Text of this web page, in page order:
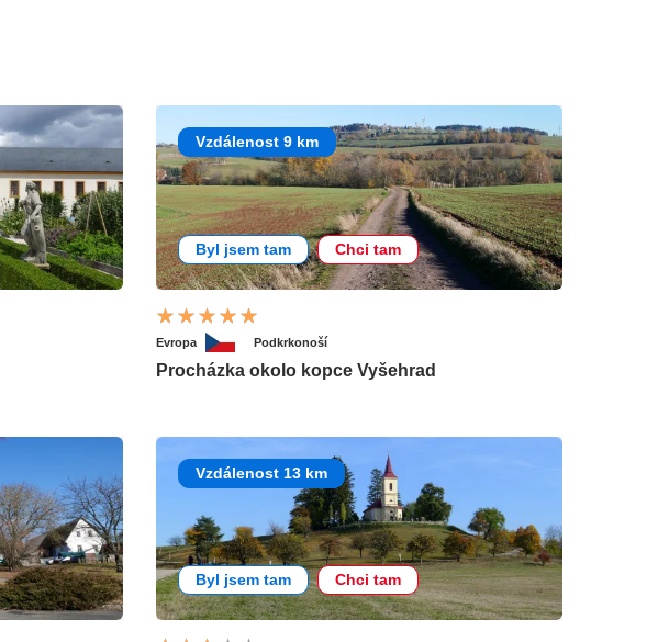
Vzdálenost 9 km
Byl jsem tam Chci tam
Evropa Podkrkonoší
Procházka okolo kopce Vyšehrad
Vzdálenost 13 km
Byl jsem tam Chci tam